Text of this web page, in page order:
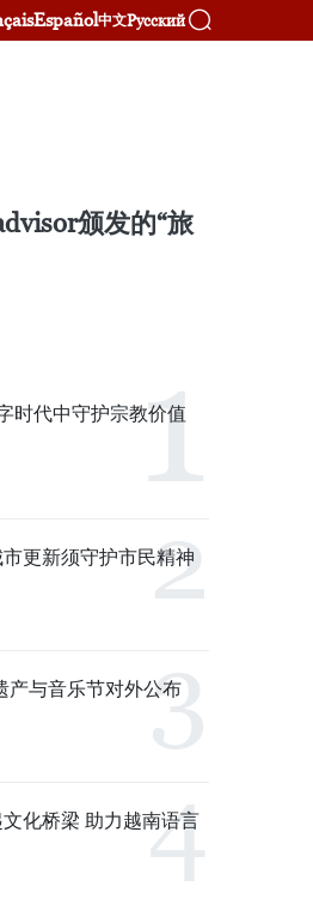
Español中文Русский
颁发的“旅
时代中守护宗教价值
更新须守护市民精神
产与音乐节对外公布
化桥梁 助力越南语言